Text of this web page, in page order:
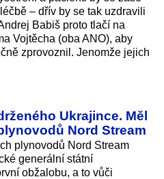
– dřív by se tak uzdravili
Babiš proto tlačí na
Vojtěcha (oba ANO), aby
zprovoznil. Jenomže jejich
Ukrajince. Měl
Nord Stream
plynovodů Nord Stream
generální státní
obžalobu, a to vůči